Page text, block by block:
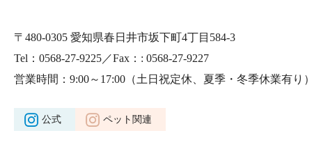
〒480-0305 愛知県春日井市坂下町4丁目584-3
Tel：0568-27-9225／Fax：: 0568-27-9227
営業時間：9:00～17:00 （土日祝定休、夏季・冬季休業有り
公式 ペット関連